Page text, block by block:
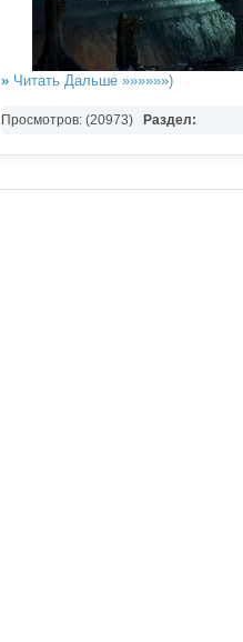
» Читать Дальше »»»»»»)
Просмотров: (20973)
Раздел: